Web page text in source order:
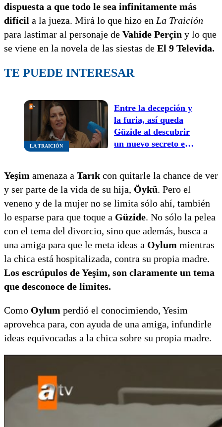
dispuesta a que todo le sea infinitamente más
difícil a la jueza. Mirá lo que hizo en La Traición
para lastimar al personaje de Vahide Perçin y lo que
se viene en la novela de las siestas de El 9 Televida.
TE PUEDE INTERESAR
LA TRAICIÓN
Entre la decepción y
la furia, así queda
Güzide al descubrir
un nuevo secreto en
Yeşim amenaza a Tarık con quitarle la chance de ver
y ser parte de la vida de su hija, Öykü. Pero el
veneno y de la mujer no se limita sólo ahí, también
lo esparse para que toque a Güzide. No sólo la pelea
con el tema del divorcio, sino que además, busca a
una amiga para que le meta ideas a Oylum mientras
la chica está hospitalizada, contra su propia madre.
Los escrúpulos de Yeşim, son claramente un tema
que desconoce de límites.
Como Oylum perdió el conocimiendo, Yesim
aprovehca para, con ayuda de una amiga, infundirle
ideas equivocadas a la chica sobre su propia madre.